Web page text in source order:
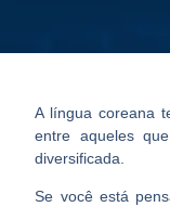
A língua coreana
entre aqueles
diversificada
Se você está